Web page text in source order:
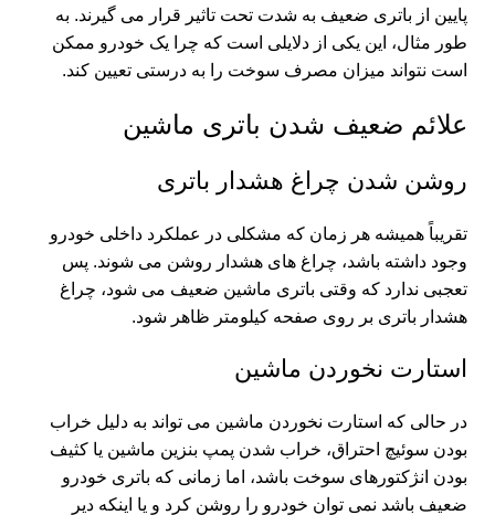
پایین از باتری ضعیف به شدت تحت تاثیر قرار می گیرند. به
طور مثال، این یکی از دلایلی است که چرا یک خودرو ممکن
است نتواند میزان مصرف سوخت را به درستی تعیین کند.
علائم ضعیف شدن باتری ماشین
روشن شدن چراغ هشدار باتری
تقریباً همیشه هر زمان که مشکلی در عملکرد داخلی خودرو
وجود داشته باشد، چراغ های هشدار روشن می شوند. پس
تعجبی ندارد که وقتی باتری ماشین ضعیف می شود، چراغ
هشدار باتری بر روی صفحه کیلومتر ظاهر شود.
استارت نخوردن ماشین
در حالی که استارت نخوردن ماشین می تواند به دلیل خراب
بودن سوئیچ احتراق، خراب شدن پمپ بنزین ماشین یا کثیف
بودن انژکتورهای سوخت باشد، اما زمانی که باتری خودرو
ضعیف باشد نمی توان خودرو را روشن کرد و یا اینکه دیر